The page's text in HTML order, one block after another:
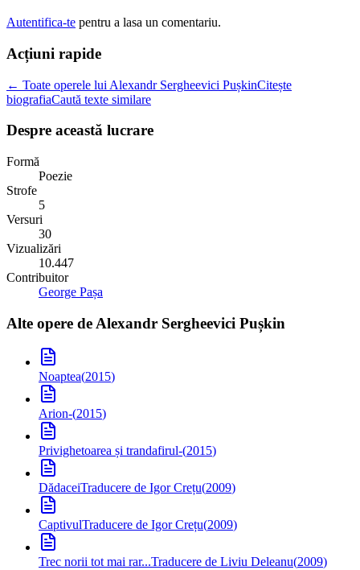
Autentifica-te pentru a lasa un comentariu.
Acțiuni rapide
← Toate operele lui Alexandr Sergheevici PușkinCitește
biografiaCaută texte similare
Despre această lucrare
Formă
Poezie
Strofe
5
Versuri
30
Vizualizări
10.447
Contribuitor
George Pașa
Alte opere de Alexandr Sergheevici Pușkin
Noaptea(2015)
Arion-(2015)
Privighetoarea și trandafirul-(2015)
DădaceiTraducere de Igor Crețu(2009)
CaptivulTraducere de Igor Crețu(2009)
Trec norii tot mai rar...Traducere de Liviu Deleanu(2009)